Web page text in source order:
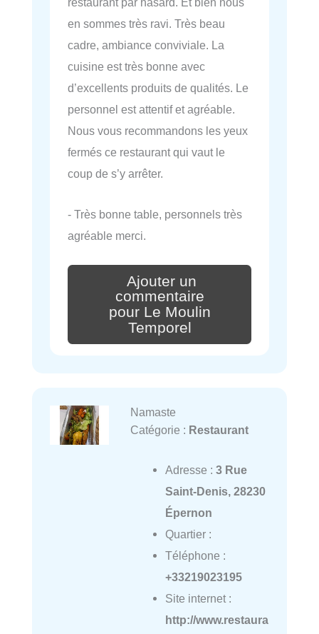
en sommes très ravi. Très beau
cadre, ambiance conviviale. La
cuisine est très bonne avec
d’excellents produits de qualités. Le
personnel est attentif et agréable.
Nous vous recommandons les yeux
fermés ce restaurant qui vaut le
coup de s’y arrêter.
- Très bonne table, personnels très
agréable merci.
Ajouter un
commentaire
pour Le Moulin
Temporel
Namaste
Catégorie : Restaurant
Adresse : 3 Rue
Saint-Denis, 28230
Épernon
Quartier :
Téléphone :
+33219023195
Site internet :
http://www.restaura